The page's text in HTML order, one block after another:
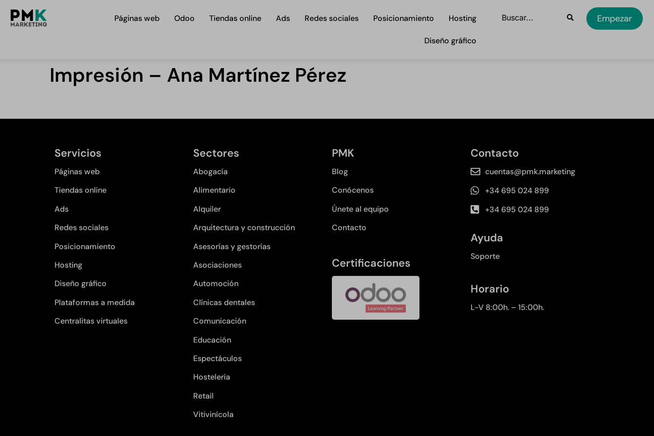
Páginas web Odoo Tiendas online Ads Redes sociales Posicionamiento Hosting
Diseño gráfico
Empezar
Impresión – Ana Martínez Pérez
Servicios
Páginas web
Tiendas online
Ads
Redes sociales
Posicionamiento
Hosting
Diseño gráfico
Plataformas a medida
Centralitas virtuales
Sectores
Abogacía
Alimentario
Alquiler
Arquitectura y construcción
Asesorías y gestorías
Asociaciones
Automoción
Clínicas dentales
Comunicación
Educación
Espectáculos
Hostelería
Retail
Vitivinícola
PMK
Blog
Conócenos
Únete al equipo
Contacto
Certificaciones
Contacto
cuentas@pmk.marketing
+34 695 024 899
+34 695 024 899
Ayuda
Soporte
Horario
L-V 8:00h. – 15:00h.